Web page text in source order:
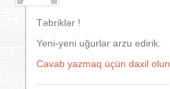
Təbriklər !
Yeni-yeni uğurlar arzu edirik.
Cavab yazmaq üçün daxil olun